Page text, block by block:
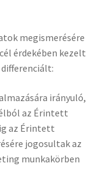
megismerésére
érdekében kezelt
irányuló,
az Érintett
az Érintett
jogosultak az
munkakörben